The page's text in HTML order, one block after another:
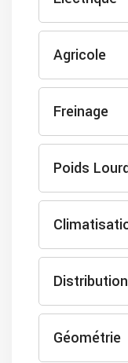
Agricole
Freinage
Poids
Distribution
Géométrie